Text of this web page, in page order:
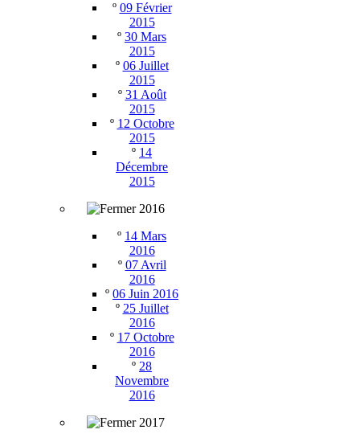
º 09 Février
2015
º 30 Mars
2015
º 06 Juillet
2015
º 31 Août
2015
º 12 Octobre
2015
º 14
Décembre
2015
2016
º 14 Mars
2016
º 07 Avril
2016
º 06 Juin 2016
º 25 Juillet
2016
º 17 Octobre
2016
º 28
Novembre
2016
2017